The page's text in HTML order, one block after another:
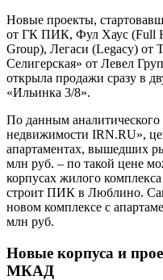
Новые проекты,
от ГК ПИК, Фул Хаус (Full
Group), Легаси (Legacy) от
Селигерская» от Левел
открыла продажи сразу в
«Ильинка 3/8».
По данным
недвижимости IRN.RU»,
апартаментах, вышедших
млн руб. – по такой цене
корпусах жилого
строит ПИК в Люблино.
новом комплексе с
млн руб.
Новые корпуса и
МКАД